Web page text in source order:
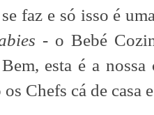
faz e só isso é
- o Bebé
esta é a
os Chefs cá de casa